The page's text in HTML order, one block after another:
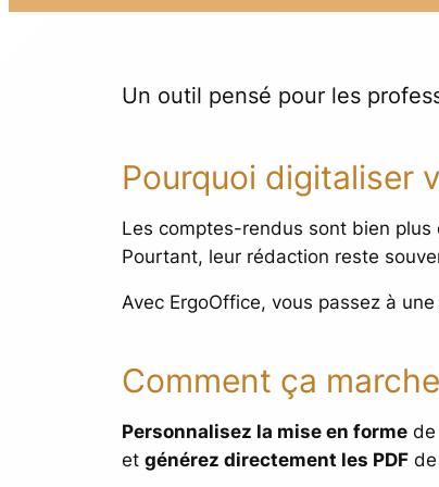
Un outil pensé pour les
Pourquoi digitaliser
Les comptes-rendus sont bien
Pourtant, leur rédaction reste
Avec ErgoOffice, vous passez à une
Comment ça
Personnalisez la mise en forme de
et générez directement les PDF